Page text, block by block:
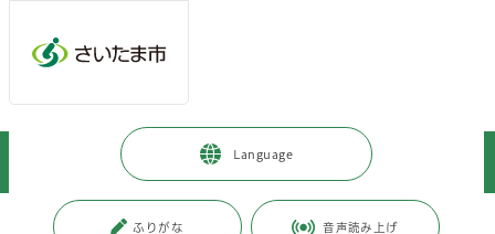
Language
ふりがな 音声読み上げ
暮らし・手続き > 安全・防災・消防
> さいたま市防災・緊急時安心カード
更新日付：2023年11月1日 / ページ番号：C044078